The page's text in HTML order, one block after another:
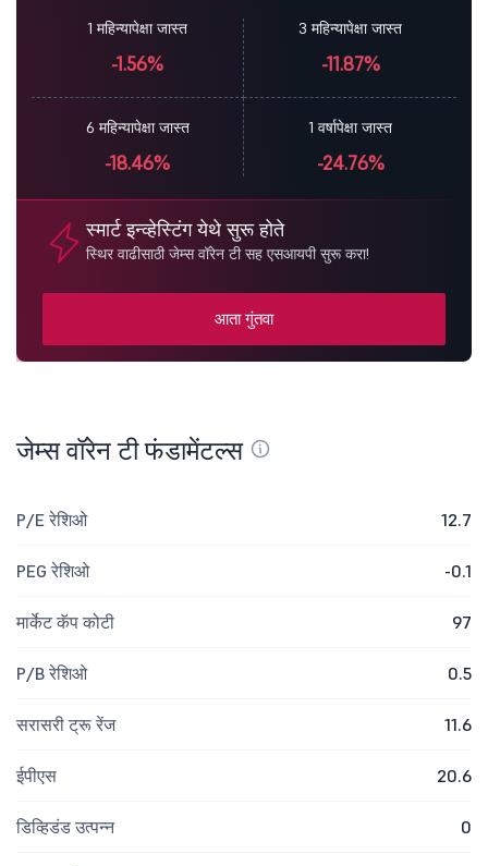
1 महिन्यापेक्षा जास्त
-1.56%
3 महिन्यापेक्षा जास्त
-11.87%
6 महिन्यापेक्षा जास्त
-18.46%
1 वर्षापेक्षा जास्त
-24.76%
स्मार्ट इन्व्हेस्टिंग येथे सुरू होते
स्थिर वाढीसाठी जेम्स वॉरेन टी सह एसआयपी सुरू करा!
आता गुंतवा
जेम्स वॉरेन टी फंडामेंटल्स
P/E रेशिओ 12.7
PEG रेशिओ -0.1
मार्केट कॅप कोटी 97
P/B रेशिओ 0.5
सरासरी ट्रू रेंज 11.6
ईपीएस 20.6
डिव्हिडंड उत्पन्न 0